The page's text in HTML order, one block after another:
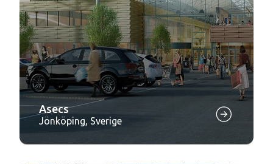
Asecs
Jönköping, Sverige